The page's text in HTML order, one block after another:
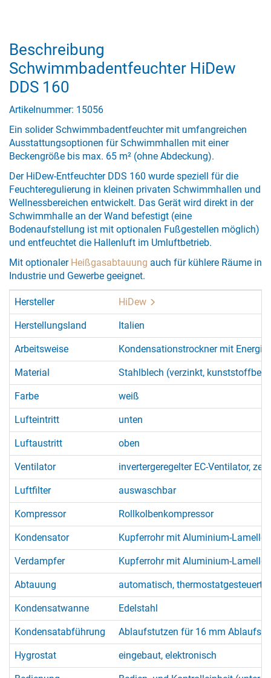
Beschreibung
Schwimmbadentfeuchter HiDew
DDS 160
Artikelnummer: 15056
Ein solider Schwimmbadentfeuchter mit umfangreichen
Ausstattungsoptionen für Schwimmhallen mit einer
Beckengröße bis max. 65 m² (ohne Abdeckung).
Der HiDew-Entfeuchter DDS 160 wurde speziell für die
Feuchteregulierung in kleinen privaten Schwimmhallen und
Wellnessbereichen entwickelt. Das Gerät wird direkt in der
Schwimmhalle an der Wand befestigt (eine
Bodenaufstellung ist mit optionalen Fußgestellen möglich)
und entfeuchtet die Hallenluft im Umluftbetrieb.
Mit optionaler Heißgasabtauung auch für kühlere Räume in
Industrie und Gewerbe geeignet.
Hersteller HiDew
Herstellungsland Italien
Arbeitsweise Kondensationstrockner mit
Material Stahlblech (verzinkt,
Farbe weiß
Lufteintritt unten
Luftaustritt oben
Ventilator invertergeregelter EC-Ventilator,
Luftfilter auswaschbar
Kompressor Rollkolbenkompressor
Kondensator Kupferrohr mit Aluminium-
Verdampfer Kupferrohr mit Aluminium-
Abtauung automatisch, thermostatgesteuert
Kondensatwanne Edelstahl
Kondensatabführung Ablaufstutzen für 16 mm
Hygrostat eingebaut, elektronisch